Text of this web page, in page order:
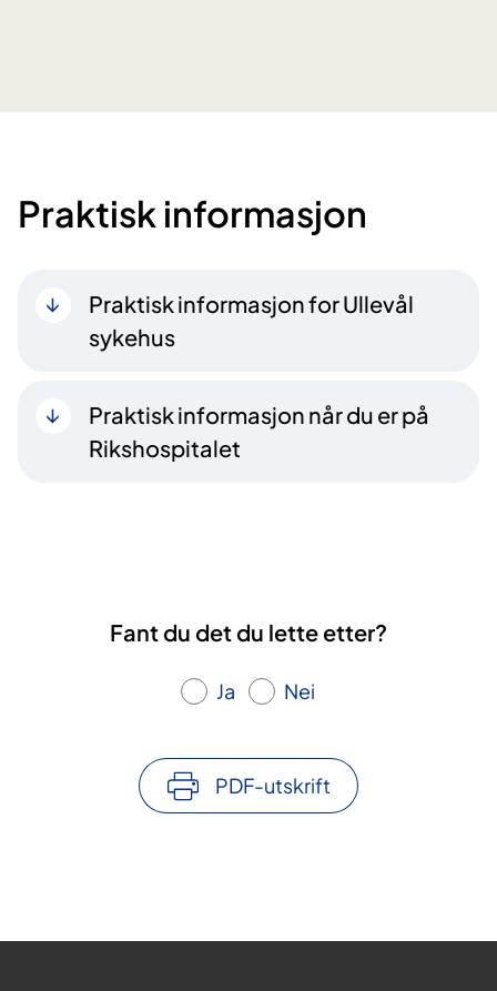
Praktisk informasjon
Praktisk informasjon for Ullevål
sykehus
Praktisk informasjon når du er på
Rikshospitalet
Fant du det du lette etter?
Ja Nei
PDF-utskrift